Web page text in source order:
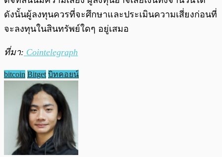
ดังนั้นผู้ลงทุนควรที่จะศึกษาและประเมินความเสี่ยงก่อนที่
จะลงทุนในสินทรัพย์ใดๆ อยู่เสมอ
ที่มา: Cointelegraph
bitcoin Bitget บิทคอยน์